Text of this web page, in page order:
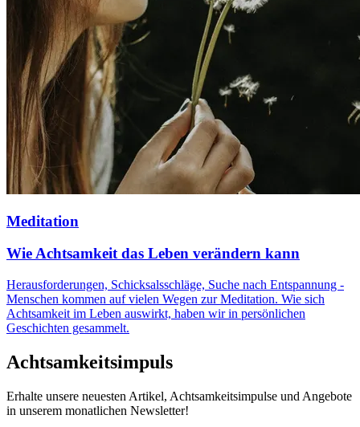
Meditation
Wie Achtsamkeit das Leben verändern kann
Herausforderungen, Schicksalsschläge, Suche nach Entspannung -
Menschen kommen auf vielen Wegen zur Meditation. Wie sich
Achtsamkeit im Leben auswirkt, haben wir in persönlichen
Geschichten gesammelt.
Achtsamkeitsimpuls
Erhalte unsere neuesten Artikel, Achtsamkeitsimpulse und Angebote
in unserem monatlichen Newsletter!